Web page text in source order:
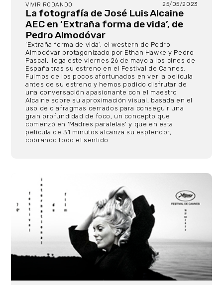
VIVIR RODANDO 25/05/2023
La fotografía de José Luis Alcaine
AEC en ‘Extraña forma de vida’, de
Pedro Almodóvar
‘Extraña forma de vida’, el western de Pedro
Almodóvar protagonizado por Ethan Hawke y Pedro
Pascal, llega este viernes 26 de mayo a los cines de
España tras su estreno en el Festival de Cannes.
Fuimos de los pocos afortunados en ver la película
antes de su estreno y hemos podido disfrutar de
una conversación apasionante con el maestro
Alcaine sobre su aproximación visual, basada en el
uso de diafragmas cerrados para conseguir una
gran profundidad de foco, un concepto que
comenzó en 'Madres paralelas' y que en esta
película de 31 minutos alcanza su esplendor,
cobrando todo el sentido.